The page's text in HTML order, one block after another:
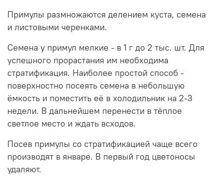
Примулы размножаются делением куста, семена
и листовыми черенками.
Семена у примул мелкие - в 1 г до 2 тыс. шт. Для
успешного прорастания им необходима
стратификация. Наиболее простой способ -
поверхностно посеять семена в небольшую
ёмкость и поместить её в холодильник на 2-3
недели. В дальнейшем перенести в тёплое
светлое место и ждать всходов.
Посев примулы со стратификацией чаще всего
производят в январе. В первый год цветоносы
удаляют.